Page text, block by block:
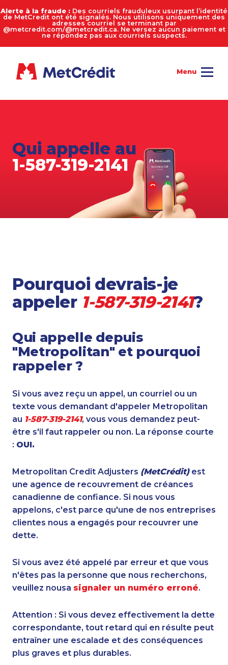
Alerte à la fraude : Des courriels frauduleux usurpant l’identité
de MetCredit ont été signalés. Nous utilisons uniquement des
adresses courriel se terminant par
@metcredit.com/@metcredit.ca. Ne versez aucun paiement et
ne répondez pas aux courriels suspects.
Qui appelle au
1-587-319-2141
Pourquoi devrais-je
appeler 1-587-319-2141?
Qui appelle depuis
"Metropolitan" et pourquoi
rappeler ?
Si vous avez reçu un appel, un courriel ou un
texte vous demandant d'appeler Metropolitan
au 1-587-319-2141, vous vous demandez peut-
être s'il faut rappeler ou non. La réponse courte
: OUI.
Metropolitan Credit Adjusters (MetCrédit)est
une agence de recouvrement de créances
canadienne de confiance. Si nous vous
appelons, c'est parce qu'une de nos entreprises
clientes nous a engagés pour recouvrer une
dette.
Si vous avez été appelé par erreur et que vous
n'êtes pas la personne que nous recherchons,
veuillez nousa signaler un numéro erroné.
Attention : Si vous devez effectivement la dette
correspondante, tout retard qui en résulte peut
entraîner une escalade et des conséquences
plus graves et plus durables.